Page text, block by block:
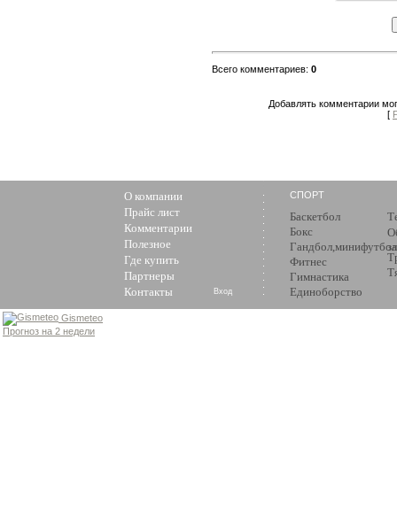
Всего комментариев: 0
Добавлять комментарии
[
О компании
Прайс лист
Комментарии
Полезное
Где купить
Партнеры
Контакты
СПОРТ
Баскетбол
Бокс
Гандбол,минифутбол
Фитнес
Гимнастика
Единоборство
Вход
Gismeteo
Прогноз на 2 недели